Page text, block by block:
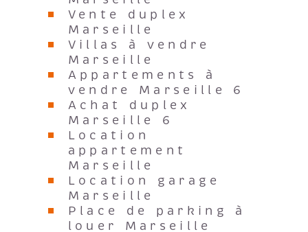
Vente duplex
Marseille
Villas à vendre
Marseille
Appartements à
vendre Marseille 6
Achat duplex
Marseille 6
Location
appartement
Marseille
Location garage
Marseille
Place de parking à
louer Marseille